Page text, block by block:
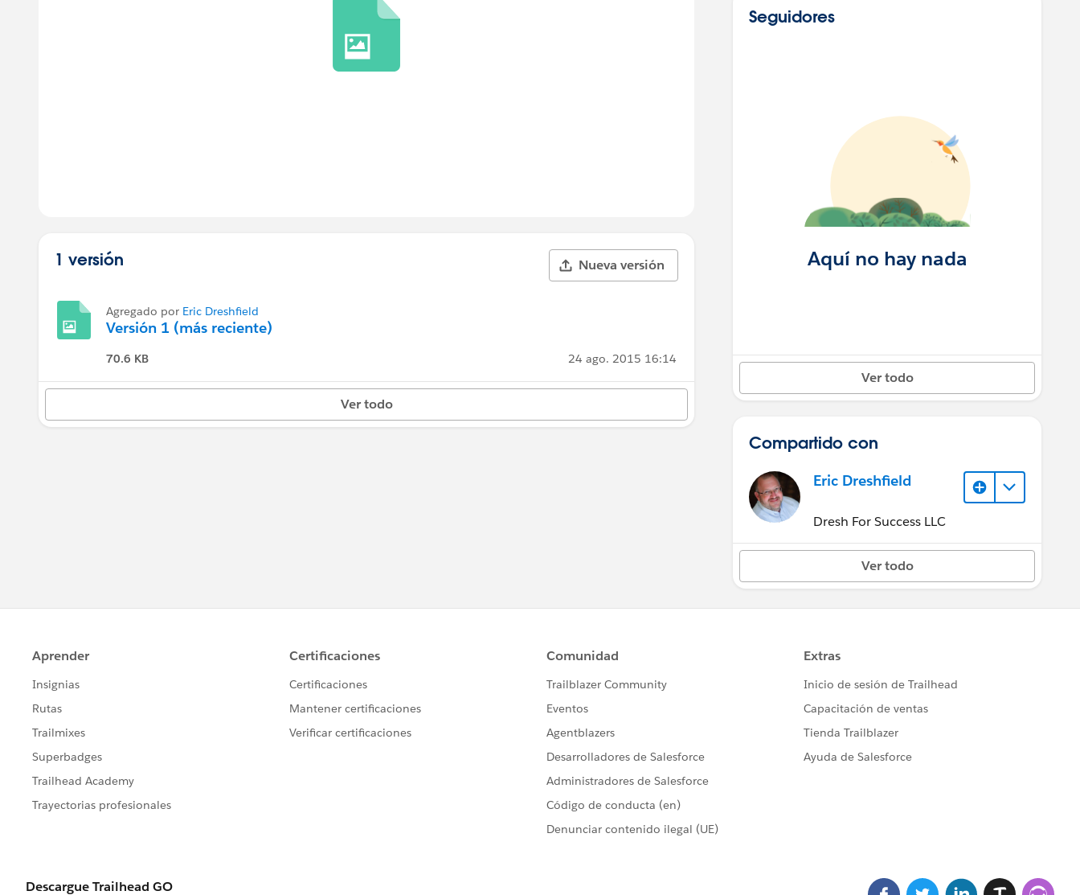
1 versión Nueva versión
Agregado por Eric Dreshfield
Versión 1 (más reciente)
70.6 KB 24 ago. 2015 16:14
Ver todo
Seguidores
Aquí no hay nada
Ver todo
Compartido con
Eric Dreshfield
Dresh For Success LLC
Ver todo